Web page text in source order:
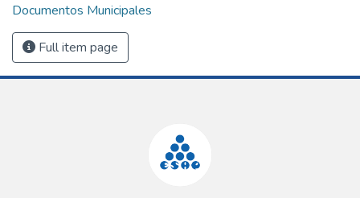
Documentos Municipales
Full item page